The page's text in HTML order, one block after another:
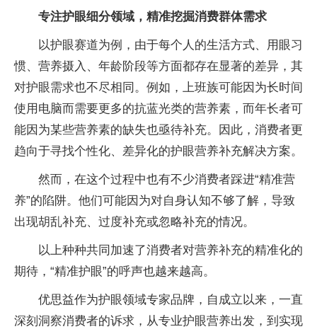
专注护眼细分领域，精准挖掘消费群体需求
以护眼赛道为例，由于每个人的生活方式、用眼习
惯、营养摄入、年龄阶段等方面都存在显著的差异，其
对护眼需求也不尽相同。例如，上班族可能因为长时间
使用电脑而需要更多的抗蓝光类的营养素，而年长者可
能因为某些营养素的缺失也亟待补充。因此，消费者更
趋向于寻找个性化、差异化的护眼营养补充解决方案。
然而，在这个过程中也有不少消费者踩进“精准营
养”的陷阱。他们可能因为对自身认知不够了解，导致
出现胡乱补充、过度补充或忽略补充的情况。
以上种种共同加速了消费者对营养补充的精准化的
期待，“精准护眼”的呼声也越来越高。
优思益作为护眼领域专家品牌，自成立以来，一直
深刻洞察消费者的诉求，从专业护眼营养出发，到实现